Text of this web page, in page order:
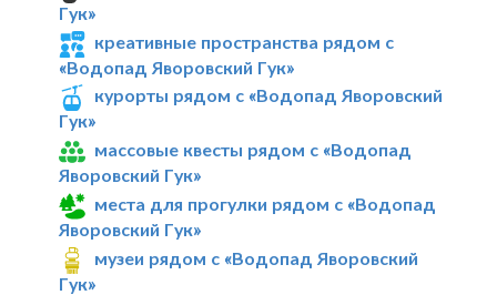
Гук»
креативные пространства рядом с
«Водопад Яворовский Гук»
курорты рядом с «Водопад Яворовский
Гук»
массовые квесты рядом с «Водопад
Яворовский Гук»
места для прогулки рядом с «Водопад
Яворовский Гук»
музеи рядом с «Водопад Яворовский
Гук»